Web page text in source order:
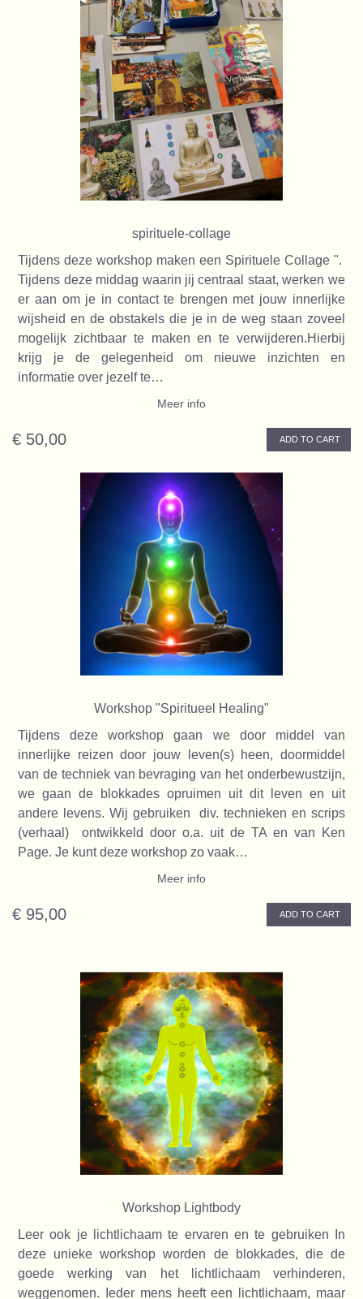
spirituele-collage
Tijdens deze workshop maken een Spirituele Collage ".
Tijdens deze middag waarin jij centraal staat, werken we
er aan om je in contact te brengen met jouw innerlijke
wijsheid en de obstakels die je in de weg staan zoveel
mogelijk zichtbaar te maken en te verwijderen.Hierbij
krijg je de gelegenheid om nieuwe inzichten en
informatie over jezelf te…
Meer info
€ 50,00 ADD TO CART
Workshop "Spiritueel Healing"
Tijdens deze workshop gaan we door middel van
innerlijke reizen door jouw leven(s) heen, doormiddel
van de techniek van bevraging van het onderbewustzijn,
we gaan de blokkades opruimen uit dit leven en uit
andere levens. Wij gebruiken div. technieken en scrips
(verhaal) ontwikkeld door o.a. uit de TA en van Ken
Page. Je kunt deze workshop zo vaak…
Meer info
€ 95,00 ADD TO CART
Workshop Lightbody
Leer ook je lichtlichaam te ervaren en te gebruiken In
deze unieke workshop worden de blokkades, die de
goede werking van het lichtlichaam verhinderen,
weggenomen. Ieder mens heeft een lichtlichaam, maar